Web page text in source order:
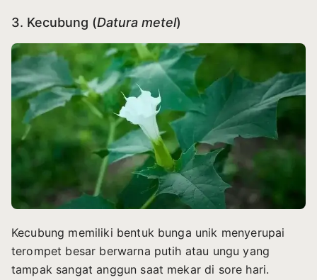
3. Kecubung (Datura metel)
Kecubung memiliki bentuk bunga unik menyerupai
terompet besar berwarna putih atau ungu yang
tampak sangat anggun saat mekar di sore hari.